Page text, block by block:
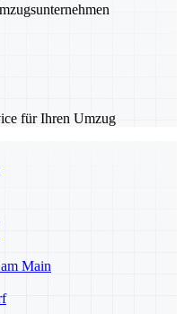
für Ihren Umzug
Main